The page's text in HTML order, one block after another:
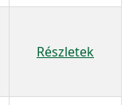
Részletek